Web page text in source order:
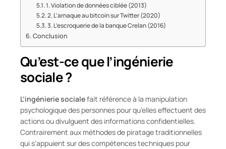
1. Violation de données ciblée (2013)
2. L’arnaque au bitcoin sur Twitter (2020)
3. L’escroquerie de la banque Crelan (2016)
Conclusion
Qu’est-ce que l’ingénierie
sociale ?
L’ingénierie socialefait référence à la manipulation
psychologique des personnes pour qu’elles effectuent des
actions ou divulguent des informations confidentielles.
Contrairement aux méthodes de piratage traditionnelles
qui s’appuient sur des compétences techniques pour